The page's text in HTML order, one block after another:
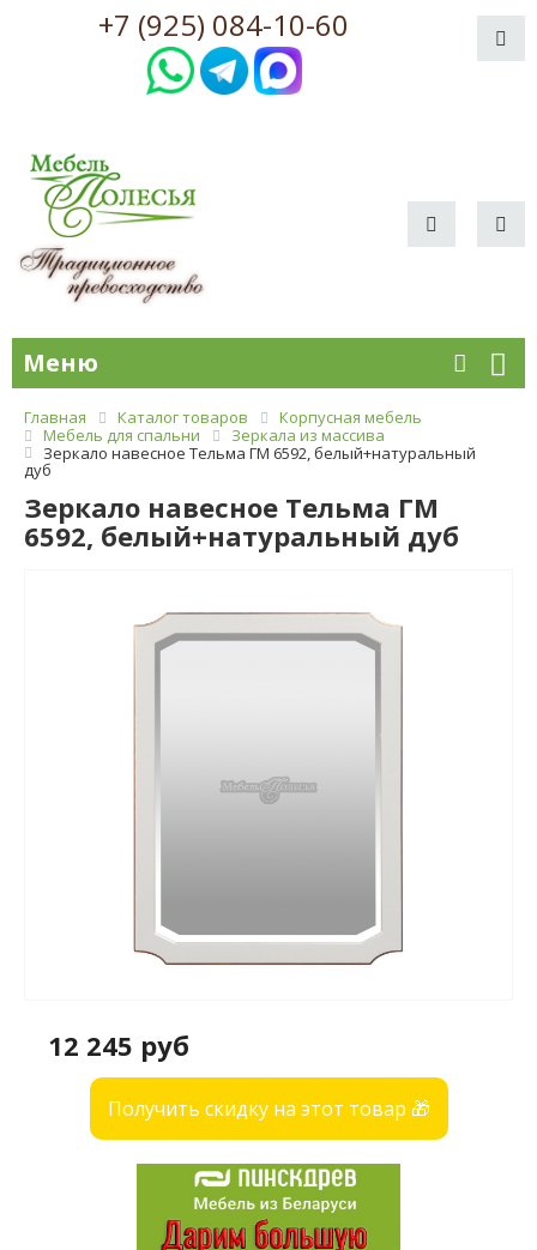
+7 (925) 084-10-60
Меню
Главная Каталог товаров
Корпусная мебель
Мебель для спальни
Зеркала из массива
Зеркало навесное Тельма ГМ 6592, белый+натуральный
дуб
Зеркало навесное Тельма ГМ
6592, белый+натуральный дуб
12 245 руб
Получить скидку на этот товар 🎁